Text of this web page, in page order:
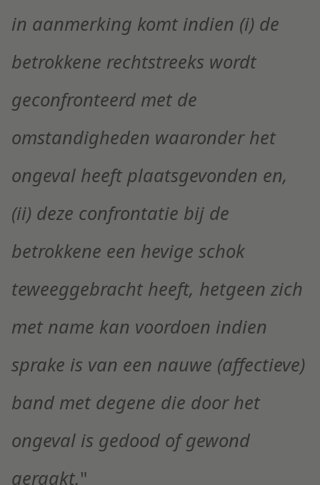
in aanmerking komt indien (i) de
betrokkene rechtstreeks wordt
geconfronteerd met de
omstandigheden waaronder het
ongeval heeft plaatsgevonden en,
(ii) deze confrontatie bij de
betrokkene een hevige schok
teweeggebracht heeft, hetgeen zich
met name kan voordoen indien
sprake is van een nauwe (affectieve)
band met degene die door het
ongeval is gedood of gewond
geraakt."